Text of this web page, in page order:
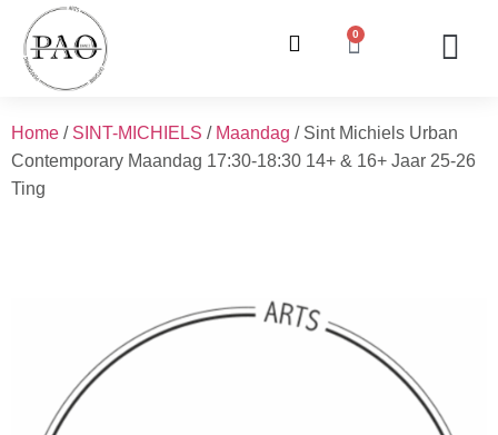
0
Home / SINT-MICHIELS / Maandag / Sint Michiels Urban
Contemporary Maandag 17:30-18:30 14+ & 16+ Jaar 25-26
Ting